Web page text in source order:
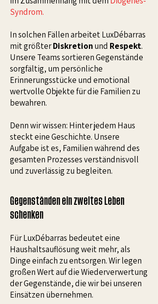
Syndrom.
In solchen Fällen arbeitet LuxDébarras
mit größterDiskretionund Respekt.
Unsere Teams sortieren Gegenstände
sorgfältig, um persönliche
Erinnerungsstücke und emotional
wertvolle Objekte für die Familien zu
bewahren.
Denn wir wissen: Hinter jedem Haus
steckt eine Geschichte. Unsere
Aufgabe ist es, Familien während des
gesamten Prozesses verständnisvoll
und zuverlässig zu begleiten.
Gegenständen ein zweites Leben
schenken
Für LuxDébarras bedeutet eine
Haushaltsauflösung weit mehr, als
Dinge einfach zu entsorgen. Wir legen
großen Wert auf die Wiederverwertung
der Gegenstände, die wir bei unseren
Einsätzen übernehmen.